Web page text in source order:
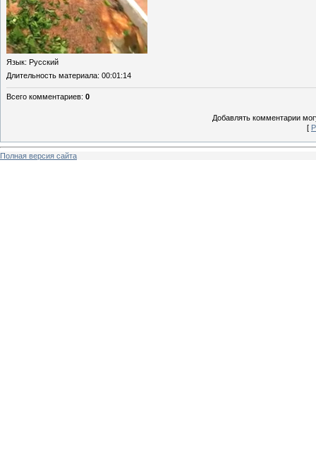
Язык: Русский
Длительность материала: 00:01:14
Всего комментариев: 0
Добавлять комментарии
[
Полная версия сайта